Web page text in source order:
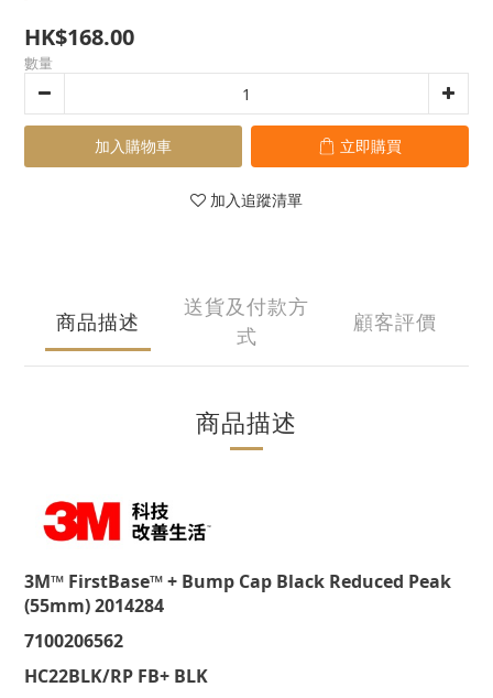
HK$168.00
數量
加入購物車 立即購買
加入追蹤清單
商品描述
送貨及付款方
式
顧客評價
商品描述
3M™ FirstBase™ + Bump Cap Black Reduced Peak
(55mm) 2014284
7100206562
HC22BLK/RP FB+ BLK